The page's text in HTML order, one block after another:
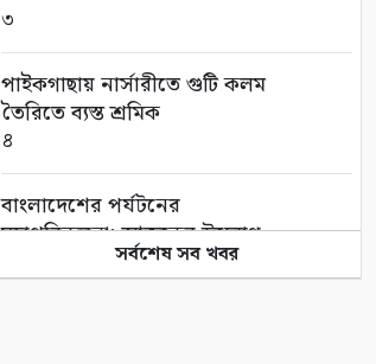
৩
পাইকগাছায় নার্সারীতে গুটি কলম
তৈরিতে ব্যস্ত শ্রমিক
৪
বাংলাদেশের পর্যটনের
মহাপরিকল্পনা: আজকের উদ্যোগ,
আগামীর বাংলাদেশসর্বশেষ সব খবর